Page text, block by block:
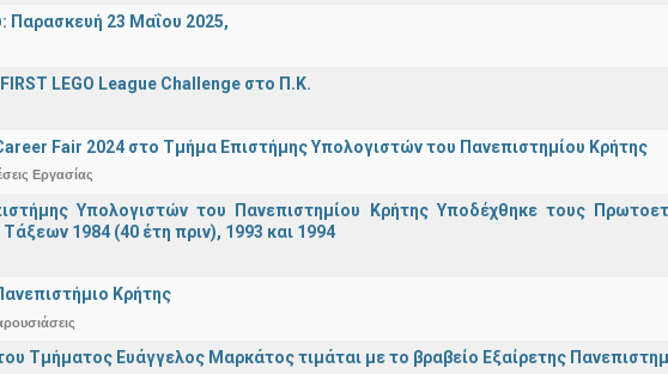
Παρασκευή 23 Μαΐου 2025,
LEGO League Challenge στο Π.Κ.
Fair 2024 στο Τμήμα Επιστήμης Υπολογιστών του Πανεπιστημίου Κρήτης
Εργασίας
Υπολογιστών του Πανεπιστημίου Κρήτης Υποδέχθηκε τους
1984 (40 έτη πριν), 1993 και 1994
Κρήτης
Τμήματος Ευάγγελος Μαρκάτος τιμάται με το βραβείο Εξαίρετης